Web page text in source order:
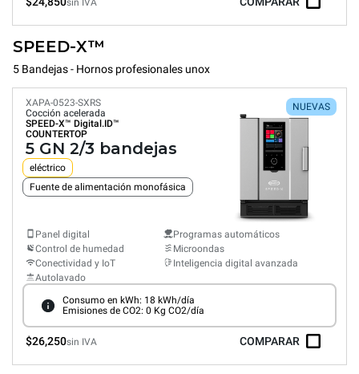
sin IVA
SPEED-X™
5 Bandejas - Hornos profesionales unox
NUEVAS
XAPA-0523-SXRS
Cocción acelerada
SPEED-X™ Digital.ID™
COUNTERTOP
5 GN 2/3 bandejas
eléctrico
Fuente de alimentación monofásica
Panel digital
Control de humedad
Conectividad y IoT
Autolavado
Programas automáticos
Microondas
Inteligencia digital avanzada
Consumo en kWh: 18 kWh/día
Emisiones de CO2: 0 Kg CO2/día
$26,250sin IVA COMPARAR